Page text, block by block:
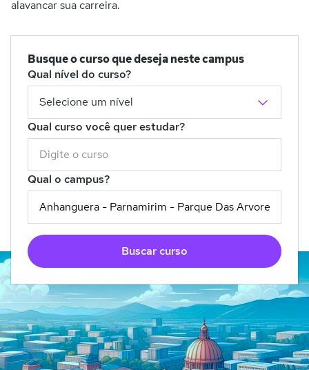
alavancar sua carreira.
Busque o curso que deseja neste campus
Qual nível do curso?
Qual curso você quer estudar?
Qual o campus?
Buscar curso